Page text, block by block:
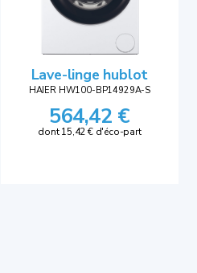
Lave-linge hublot
HAIER HW100-BP14929A-S
564,42 €
dont 15,42 € d'éco-part